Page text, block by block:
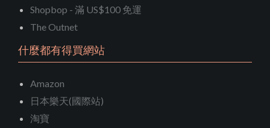
Shopbop - 滿 US$100 免運
The Outnet
什麼都有得買網站
Amazon
日本樂天(國際站)
淘寶